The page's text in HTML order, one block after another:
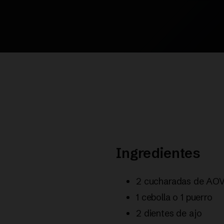
Ingredientes
2 cucharadas de
1 cebolla o 1 puerro
2 dientes de ajo